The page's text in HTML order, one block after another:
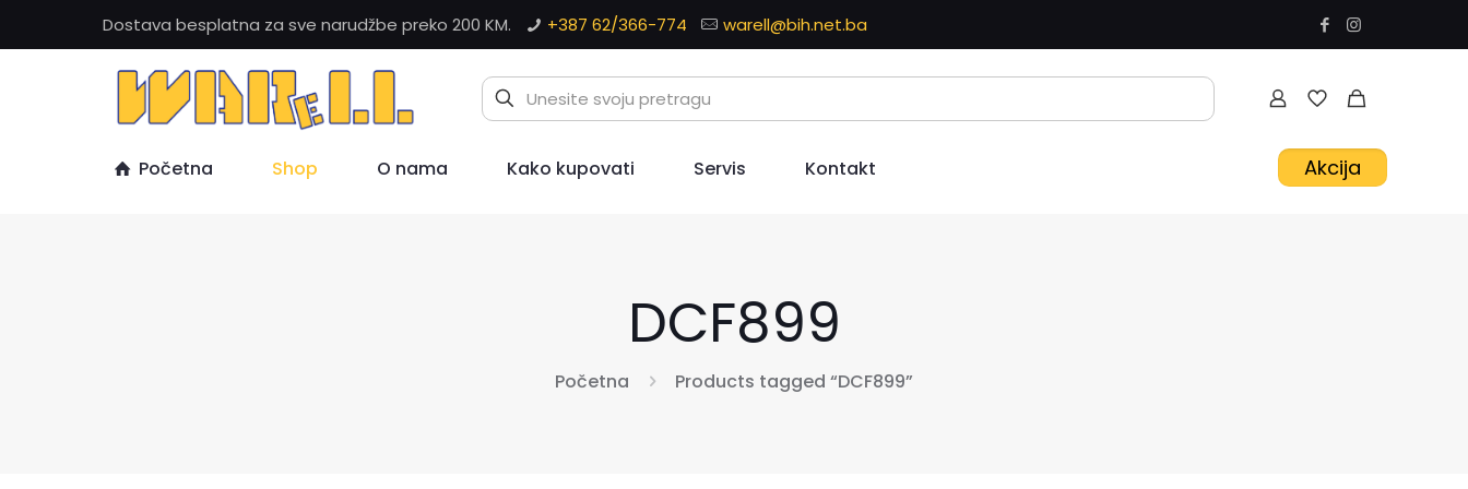
Dostava besplatna za sve narudžbe preko 200 KM. +387 62/366-774 warell@bih.net.ba
Početna Shop O nama Kako kupovati Servis Kontakt Akcija
DCF899
Početna Products tagged “DCF899”